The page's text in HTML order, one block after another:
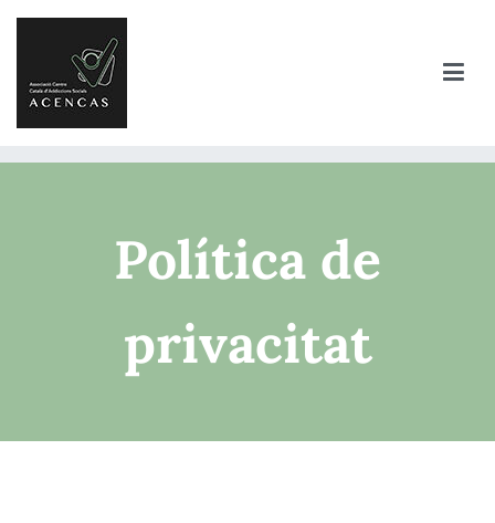
Política de
privacitat